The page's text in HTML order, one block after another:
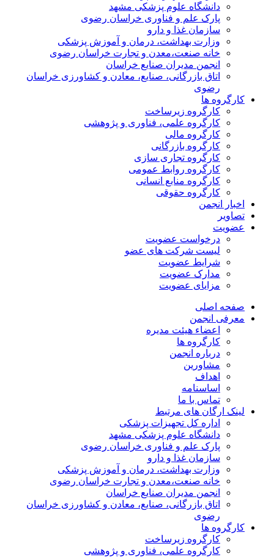
دانشگاه علوم پزشکی مشهد
پارک علم و فناوری خراسان رضوی
سازمان غذا و دارو
وزارت بهداشت، درمان و آموزش پزشکی
خانه صنعت،معدن و تجارت خراسان رضوی
انجمن مدیران صنایع خراسان
اتاق بازرگانی، صنایع، معادن و کشاورزی خراسان
رضوی
کارگروه ها
کارگروه زیرساخت
کارگروه علمی، فناوری و پژوهشی
کارگروه مالی
کارگروه بازرگانی
کارگروه تجاری سازی
کارگروه روابط عمومی
کارگروه منابع انسانی
کارگروه حقوقی
اخبار انجمن
تصاویر
عضویت
درخواست عضویت
لیست شرکت های عضو
شرایط عضویت
مدارک عضویت
مزایای عضویت
صفحه اصلی
معرفی انجمن
اعضاء هیئت مدیره
کارگروه ها
درباره انجمن
مشاورین
اهداف
اساسنامه
تماس با ما
لینک ارگان های مرتبط
اداره کل تجهیزات پزشکی
دانشگاه علوم پزشکی مشهد
پارک علم و فناوری خراسان رضوی
سازمان غذا و دارو
وزارت بهداشت، درمان و آموزش پزشکی
خانه صنعت،معدن و تجارت خراسان رضوی
انجمن مدیران صنایع خراسان
اتاق بازرگانی، صنایع، معادن و کشاورزی خراسان
رضوی
کارگروه ها
کارگروه زیرساخت
کارگروه علمی، فناوری و پژوهشی